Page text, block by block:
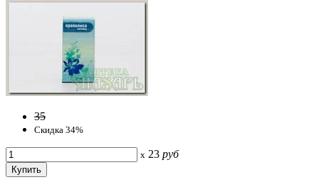
35
Скидка 34%
x 23 руб